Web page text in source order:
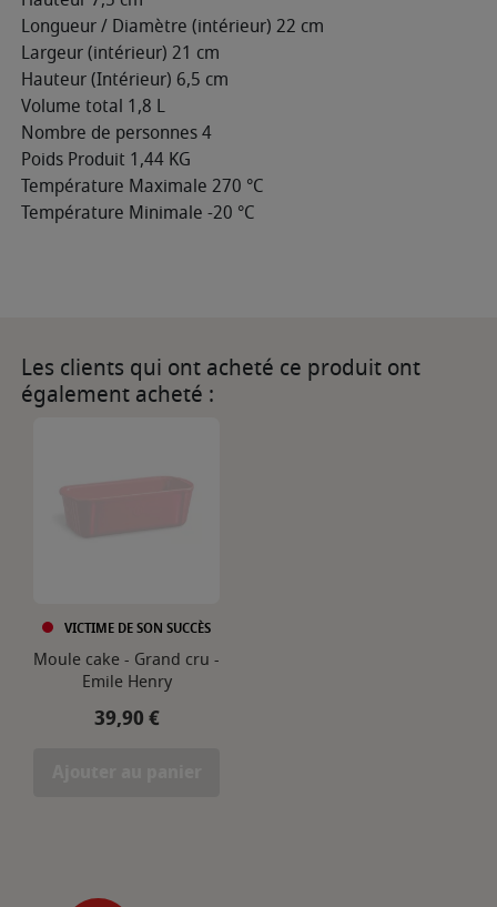
Longueur / Diamètre (intérieur) 22 cm
Largeur (intérieur) 21 cm
Hauteur (Intérieur) 6,5 cm
Volume total 1,8 L
Nombre de personnes 4
Poids Produit 1,44 KG
Température Maximale 270 °C
Température Minimale -20 °C
Les clients qui ont acheté ce produit ont
également acheté :
VICTIME DE SON SUCCÈS
Moule cake - Grand cru -
Emile Henry
Prix
39,90 €